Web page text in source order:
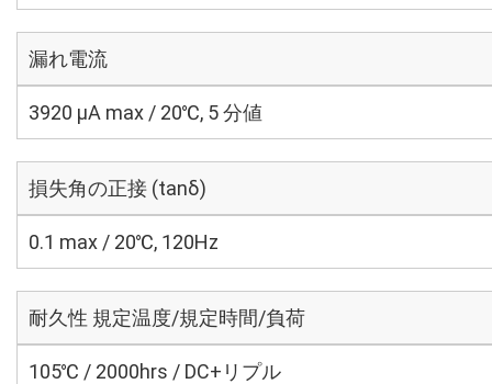
漏れ電流
3920 μA max / 20℃, 5 分値
損失角の正接 (tanδ)
0.1 max / 20℃, 120Hz
耐久性 規定温度/規定時間/負荷
105℃ / 2000hrs / DC+リプル